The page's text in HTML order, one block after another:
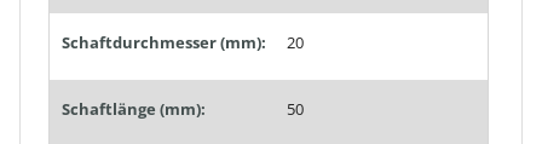
Schaftdurchmesser (mm): 20
Schaftlänge (mm): 50